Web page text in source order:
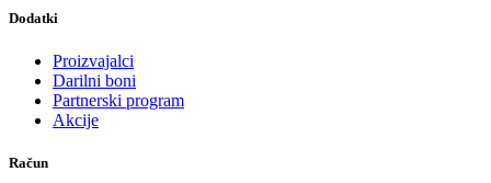
Dodatki
Proizvajalci
Darilni boni
Partnerski program
Akcije
Račun